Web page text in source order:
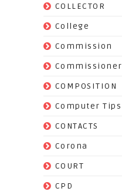
COLLECTOR
College
Commission
Commissioner
COMPOSITION
Computer Tips
CONTACTS
Corona
COURT
CPD